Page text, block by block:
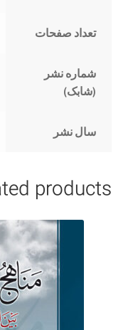
تعداد صفحات
شماره نشر
(شابک)
سال نشر
products